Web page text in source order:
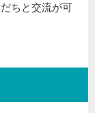
ちと交流が可